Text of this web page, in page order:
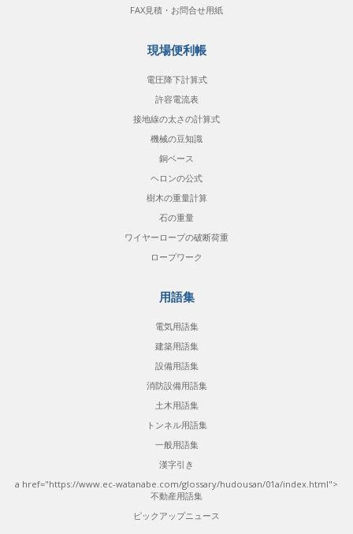
FAX見積・お問合せ用紙
現場便利帳
電圧降下計算式
許容電流表
接地線の太さの計算式
機械の豆知識
銅ベース
ヘロンの公式
樹木の重量計算
石の重量
ワイヤーロープの破断荷重
ロープワーク
用語集
電気用語集
建築用語集
設備用語集
消防設備用語集
土木用語集
トンネル用語集
一般用語集
漢字引き
a href="https://www.ec-watanabe.com/glossary/hudousan/01a/index.html">
不動産用語集
ピックアップニュース